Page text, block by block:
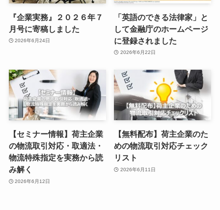
『企業実務』２０２６年７
月号に寄稿しました
2026年6月24日
「英語のできる法律家」と
して金融庁のホームページ
に登録されました
2026年6月22日
【セミナー情報】荷主企業
の物流取引対応・取適法・
物流特殊指定を実務から読
み解く
2026年6月12日
【無料配布】荷主企業のた
めの物流取引対応チェック
リスト
2026年6月11日